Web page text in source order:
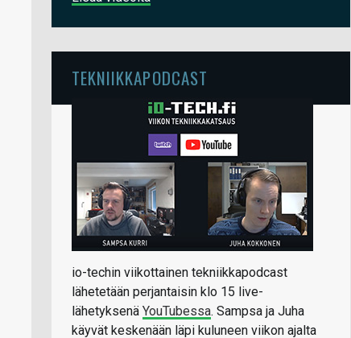
TEKNIIKKAPODCAST
io-techin viikottainen tekniikkapodcast
lähetetään perjantaisin klo 15 live-
lähetyksenä YouTubessa. Sampsa ja Juha
käyvät keskenään läpi kuluneen viikon ajalta